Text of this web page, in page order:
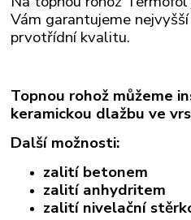
Vám garantujeme
prvotřídní kvalitu.
Topnou rohož můžeme
keramickou dlažbu ve
Další možnosti:
zalití betonem
zalití anhydritem
zalití nivelační